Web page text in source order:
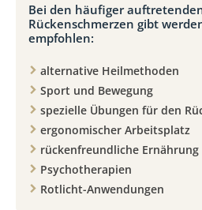
Bei den häufiger
Rückenschmerzen gibt
empfohlen:
alternative Heilmethoden
Sport und Bewegung
spezielle Übungen für den
ergonomischer Arbeitsplatz
rückenfreundliche Ernährung
Psychotherapien
Rotlicht-Anwendungen